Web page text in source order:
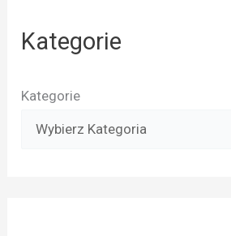
Kategorie
Kategorie